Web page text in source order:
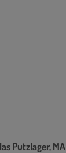
Putzlager, MA